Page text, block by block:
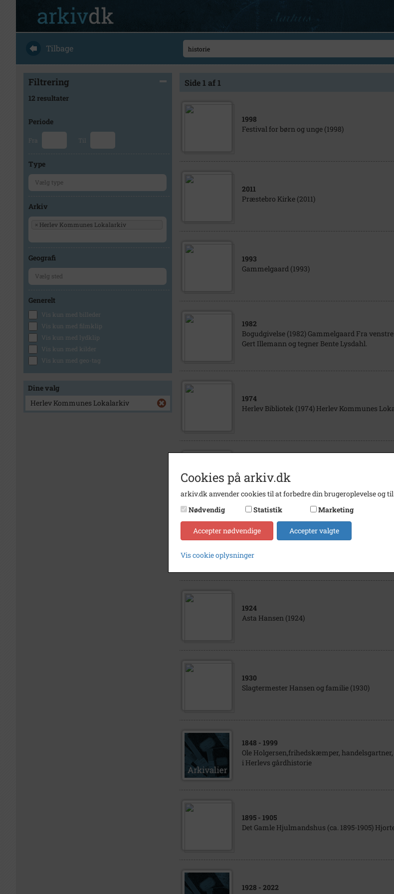
Tilbage
Filtrering
12 resultater
Periode
Fra Til
Type
Arkiv
× Herlev Kommunes Lokalarkiv
Geografi
Generelt
Vis kun med billeder
Vis kun med filmklip
Vis kun med lydklip
Vis kun med kilder
Vis kun med geo-tag
Dine valg
Herlev Kommunes Lokalarkiv
Side 1 af 1
1998
Festival for børn og unge (1998)
2011
Præstebro Kirke (2011)
1993
Gammelgaard (1993)
1982
Bogudgivelse (1982) Gammelgaard Fra
Gert Illemann og tegner Bente Lysdahl.
1974
Herlev Bibliotek (1974) Herlev Kommunes
Herlev Bibliotek (1974) Herlev Kommunes
1980- 2100
1924
Asta Hansen (1924)
1930
Slagtermester Hansen og familie (1930)
1848 - 1999
Ole Holgersen,frihedskæmper,
i Herlevs gårdhistorie
1895 - 1905
Det Gamle Hjulmandshus (ca. 1895-1905)
1928 - 2022
Cookies på arkiv.dk
arkiv.dk anvender cookies til at forbedre din brugeroplevelse og
Nødvendig
Statistik Marketing
Accepter nødvendige Accepter valgte
Vis cookie oplysninger